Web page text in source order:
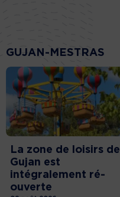
GUJAN-MESTRAS
La zone de loisirs de
Gujan est
intégralement ré-
ouverte